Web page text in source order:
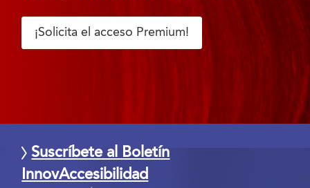
¡Solicita el acceso Premium!
Suscríbete al Boletín
InnovAccesibilidad